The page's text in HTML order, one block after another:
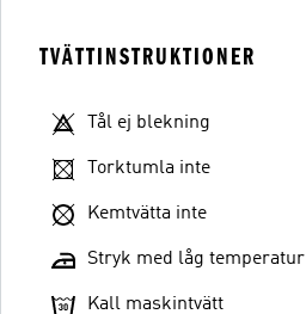
TVÄTTINSTRUKTIONER
Tål ej blekning
Torktumla inte
Kemtvätta inte
Stryk med låg temperatur
Kall maskintvätt